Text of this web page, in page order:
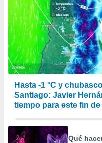
Hasta -1 °C y
Santiago: Javier
tiempo para este fin
Qué